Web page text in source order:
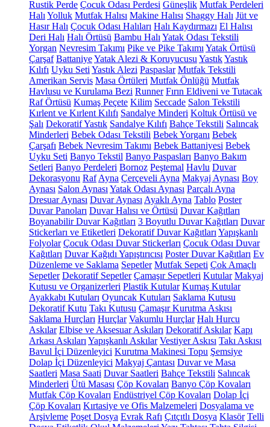
Rustik Perde Çocuk Odası Perdesi Güneşlik Mutfak Perdeleri
Halı Yolluk Mutfak Halısı Makine Halısı Shaggy Halı Jüt ve
Hasır Halı Çocuk Odası Halıları Halı Kaydırmazı El Halısı
Deri Halı Halı Örtüsü Bambu Halı Yatak Odası Tekstili
Yorgan Nevresim Takımı Pike ve Pike Takımı Yatak Örtüsü
Çarşaf BattaniyeYatak Alezi & Koruyucusu YastıkYastık
Kılıfı Uyku Seti Yastık Alezi Paspaslar Mutfak Tekstili
Amerikan Servis Masa Örtüleri Mutfak Önlüğü Mutfak
Havlusu ve Kurulama Bezi Runner Fırın Eldiveni ve Tutacak
Raf Örtüsü Kumaş Peçete Kilim Seccade Salon Tekstili
Kırlent ve Kırlent Kılıfı Sandalye Minderi Koltuk Örtüsü ve
Şalı Dekoratif Yastık Sandalye Kılıfı Bahçe Tekstili Salıncak
Minderleri Bebek Odası Tekstili Bebek Yorganı Bebek
Çarşafı Bebek Nevresim Takımı Bebek Battaniyesi Bebek
Uyku Seti Banyo Tekstil Banyo Paspasları Banyo Bakım
Setleri Banyo Perdeleri Bornoz Peştemal Havlu Duvar
Dekorasyonu Raf Ayna Çerçeveli Ayna Makyaj Aynası Boy
Aynası Salon Aynası Yatak Odası Aynası Parçalı Ayna
Dresuar Aynası Duvar Aynası Ayaklı Ayna Tablo Poster
Duvar Panoları Duvar Halısı ve Örtüsü Duvar Kağıtları
Boyanabilir Duvar Kağıtları 3 Boyutlu Duvar Kağıtları Duvar
Stickerları ve Etiketleri Dekoratif Duvar Kağıtları Yapışkanlı
Folyolar Çocuk Odası Duvar Stickerları Çocuk Odası Duvar
Kağıtları Duvar Kağıdı Yapıştırıcısı Poster Duvar Kağıtları Ev
Düzenleme ve Saklama Sepetler Mutfak Sepeti Çok Amaçlı
Sepetler Dekoratif Sepetler Çamaşır Sepetleri Kutular Makyaj
Kutusu ve Organizerleri Plastik Kutular Kumaş Kutular
Ayakkabı Kutuları Oyuncak Kutuları Saklama Kutusu
Dekoratif Kutu Takı Kutusu Çamaşır Kurutma Askısı
Saklama Hurçları Hurçlar Vakumlu Hurçlar Halı Hurcu
Askılar Elbise ve Aksesuar Askıları Dekoratif Askılar Kapı
Arkası Askıları Yapışkanlı Askılar Vestiyer Askısı Takı Askısı
Bavul İçi Düzenleyici Kurutma Makinesi Topu Şemsiye
Dolap İçi Düzenleyici Makyaj Çantası Duvar ve Masa
Saatleri Masa Saati Duvar Saatleri Bahçe Tekstili Salıncak
Minderleri Ütü Masası Çöp Kovaları Banyo Çöp Kovaları
Mutfak Çöp Kovaları Endüstriyel Çöp Kovaları Dolap İçi
Çöp Kovaları Kırtasiye ve Ofis Malzemeleri Dosyalama ve
Arşivleme Poşet Dosya Evrak Rafı Çıtçıtlı Dosya Klasör Telli